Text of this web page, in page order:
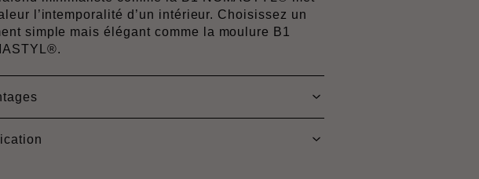
l’intemporalité d’un intérieur. Choisissez un
simple mais élégant comme la moulure B1